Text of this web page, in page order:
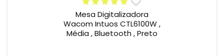
Mesa Digitalizadora
Wacom Intuos CTL6100W ,
Média , Bluetooth , Preto